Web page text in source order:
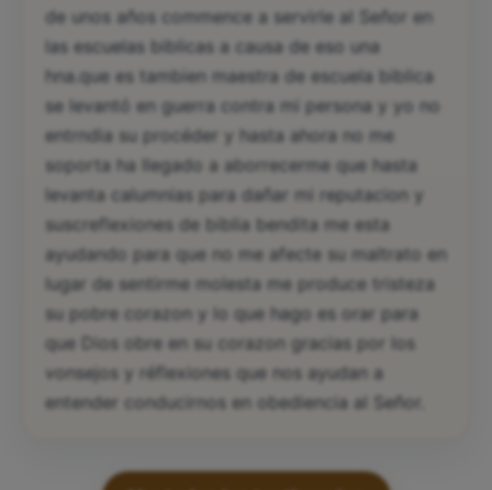
de unos años commence a servirle al Señor en
las escuelas biblicas a causa de eso una
hna.que es tambien maestra de escuela biblica
se levantó en guerra contra mi persona y yo no
entrndia su procéder y hasta ahora no me
soporta ha llegado a aborrecerme que hasta
levanta calumnias para dañar mi reputacion y
suscreflexiones de biblia bendita me esta
ayudando para que no me afecte su maltrato en
lugar de sentirme molesta me produce tristeza
su pobre corazon y lo que hago es orar para
que Dios obre en su corazon gracias por los
vonsejos y réflexiones que nos ayudan a
entender conducirnos en obediencia al Señor.